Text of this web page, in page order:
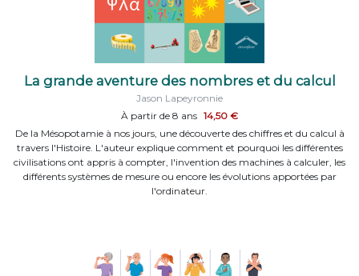
La grande aventure des nombres et du calcul
Jason Lapeyronnie
À partir de 8 ans 14,50 €
De la Mésopotamie à nos jours, une découverte des chiffres et du calcul à
travers l'Histoire. L'auteur explique comment et pourquoi les différentes
civilisations ont appris à compter, l'invention des machines à calculer, les
différents systèmes de mesure ou encore les évolutions apportées par
l'ordinateur.